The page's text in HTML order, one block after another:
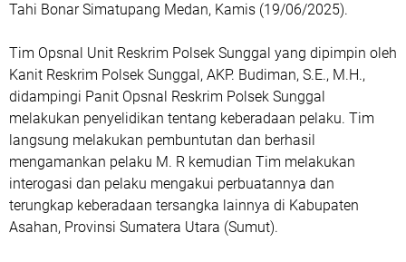
Tahi Bonar Simatupang Medan, Kamis (19/06/2025).
Tim Opsnal Unit Reskrim Polsek Sunggal yang dipimpin oleh
Kanit Reskrim Polsek Sunggal, AKP. Budiman, S.E., M.H.,
didampingi Panit Opsnal Reskrim Polsek Sunggal
melakukan penyelidikan tentang keberadaan pelaku. Tim
langsung melakukan pembuntutan dan berhasil
mengamankan pelaku M. R kemudian Tim melakukan
interogasi dan pelaku mengakui perbuatannya dan
terungkap keberadaan tersangka lainnya di Kabupaten
Asahan, Provinsi Sumatera Utara (Sumut).